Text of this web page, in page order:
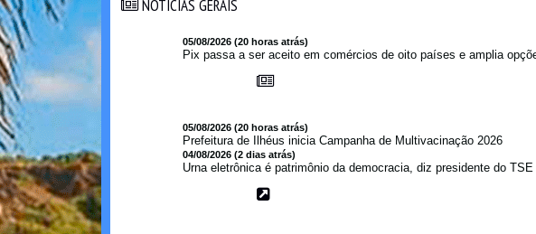
NOTICIAS GERAIS
05/08/2026 (20 horas atrás)
Pix passa a ser aceito em comércios de oito países e amplia
05/08/2026 (20 horas atrás)
Prefeitura de Ilhéus inicia Campanha de Multivacinação 2026
04/08/2026 (2 dias atrás)
Urna eletrônica é patrimônio da democracia, diz presidente do TSE